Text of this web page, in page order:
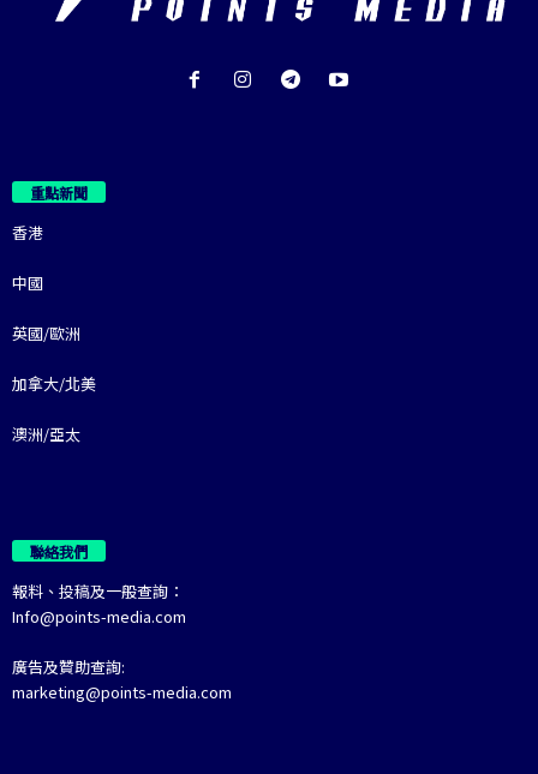
重點新聞
香港
中國
英國/歐洲
加拿大/北美
澳洲/亞太
聯絡我們
報料、投稿及一般查詢：
Info@points-media.com
廣告及贊助查詢:
marketing@points-media.com